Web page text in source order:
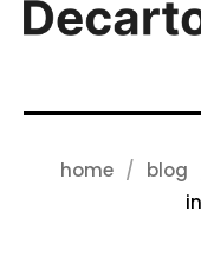
home blog